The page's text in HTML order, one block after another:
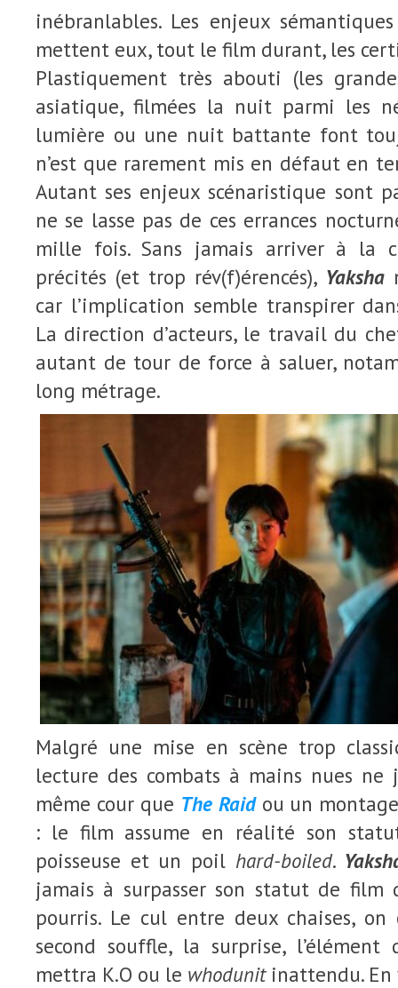
inébranlables. Les enjeux
mettent eux, tout le film durant, les
Plastiquement très abouti (les
asiatique, filmées la nuit parmi les
lumière ou une nuit battante font
n’est que rarement mis en défaut en
Autant ses enjeux scénaristique sont
ne se lasse pas de ces errances
mille fois. Sans jamais arriver à la
précités (et trop rév(f)érencés), Yaksha
car l’implication semble transpirer
La direction d’acteurs, le travail du
autant de tour de force à saluer,
long métrage.
Malgré une mise en scène trop
lecture des combats à mains nues
même cour que The Raidou un
: le film assume en réalité son
poisseuse et un poil hard-boiled.
jamais à surpasser son statut de film
pourris. Le cul entre deux chaises, on
second souffle, la surprise, l’élément
mettra K.O ou le whodunitinattendu. En